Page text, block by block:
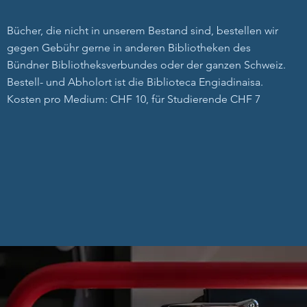
Bücher, die nicht in unserem Bestand sind, bestellen wir
gegen Gebühr gerne in anderen Bibliotheken des
Bündner Bibliotheksverbundes oder der ganzen Schweiz.
Bestell- und Abholort ist die Biblioteca Engiadinaisa.
Kosten pro Medium: CHF 10, für Studierende CHF 7